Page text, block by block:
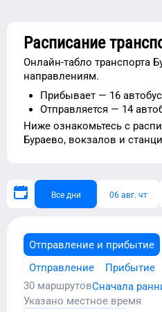
Расписание
Онлайн-табло транспорта
направлениям.
Прибывает — 16
Отправляется — 14
Ниже ознакомьтесь с
Бураево, вокзалов и
Все дни 06 авг. чт
Отправление и прибытие
Отправление
Прибытие
30 маршрутовСначала
Указано местное время